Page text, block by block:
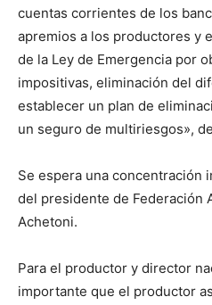
cuentas corrientes de los
apremios a los productores y
de la Ley de Emergencia por
impositivas, eliminación del
establecer un plan de
un seguro de multiriesgos»,
Se espera una concentración
del presidente de Federación
Achetoni.
Para el productor y director
importante que el productor